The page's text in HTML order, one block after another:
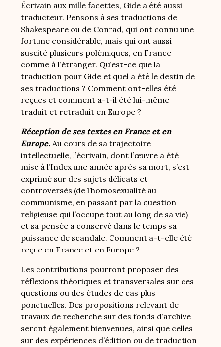
Écrivain aux mille facettes, Gide a été aussi
traducteur. Pensons à ses traductions de
Shakespeare ou de Conrad, qui ont connu une
fortune considérable, mais qui ont aussi
suscité plusieurs polémiques, en France
comme à l’étranger. Qu’est-ce que la
traduction pour Gide et quel a été le destin de
ses traductions ? Comment ont-elles été
reçues et comment a-t-il été lui-même
traduit et retraduit en Europe ?
Réception de ses textes en France et en
Europe. Au cours de sa trajectoire
intellectuelle, l’écrivain, dont l’œuvre a été
mise à l’Index une année après sa mort, s’est
exprimé sur des sujets délicats et
controversés (de l’homosexualité au
communisme, en passant par la question
religieuse qui l’occupe tout au long de sa vie)
et sa pensée a conservé dans le temps sa
puissance de scandale. Comment a-t-elle été
reçue en France et en Europe ?
Les contributions pourront proposer des
réflexions théoriques et transversales sur ces
questions ou des études de cas plus
ponctuelles. Des propositions relevant de
travaux de recherche sur des fonds d’archive
seront également bienvenues, ainsi que celles
sur des expériences d’édition ou de traduction